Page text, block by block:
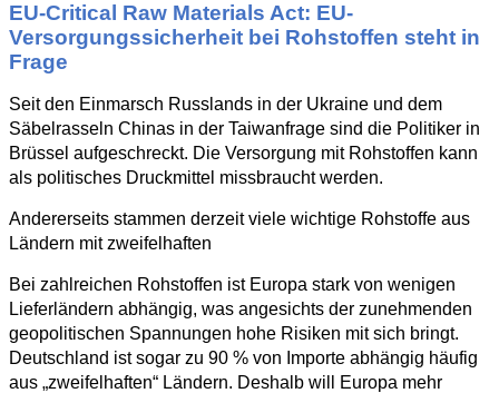
EU-Critical Raw Materials Act: EU-
Versorgungssicherheit bei Rohstoffen steht in
Frage
Seit den Einmarsch Russlands in der Ukraine und dem
Säbelrasseln Chinas in der Taiwanfrage sind die Politiker in
Brüssel aufgeschreckt. Die Versorgung mit Rohstoffen kann
als politisches Druckmittel missbraucht werden.
Andererseits stammen derzeit viele wichtige Rohstoffe aus
Ländern mit zweifelhaften
Bei zahlreichen Rohstoffen ist Europa stark von wenigen
Lieferländern abhängig, was angesichts der zunehmenden
geopolitischen Spannungen hohe Risiken mit sich bringt.
Deutschland ist sogar zu 90 % von Importe abhängig häufig
aus „zweifelhaften“ Ländern. Deshalb will Europa mehr